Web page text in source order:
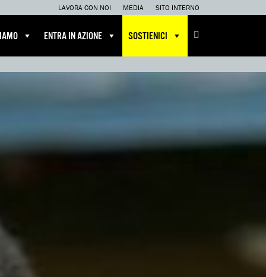
LAVORA CON NOI MEDIA SITO INTERNO
ENTRA IN AZIONE SOSTIENICI